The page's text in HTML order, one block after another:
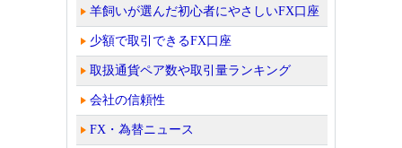
羊飼いが選んだ初心者にやさしいFX口座
少額で取引できるFX口座
取扱通貨ペア数や取引量ランキング
会社の信頼性
FX・為替ニュース